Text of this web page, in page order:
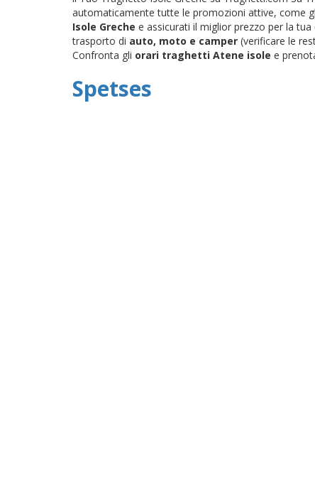
automaticamente tutte le promozioni attive, come
Isole Greche e assicurati il miglior prezzo per la
trasporto di auto, moto e camper (verificare le
Confronta gli orari traghetti Atene isole e
Spetses